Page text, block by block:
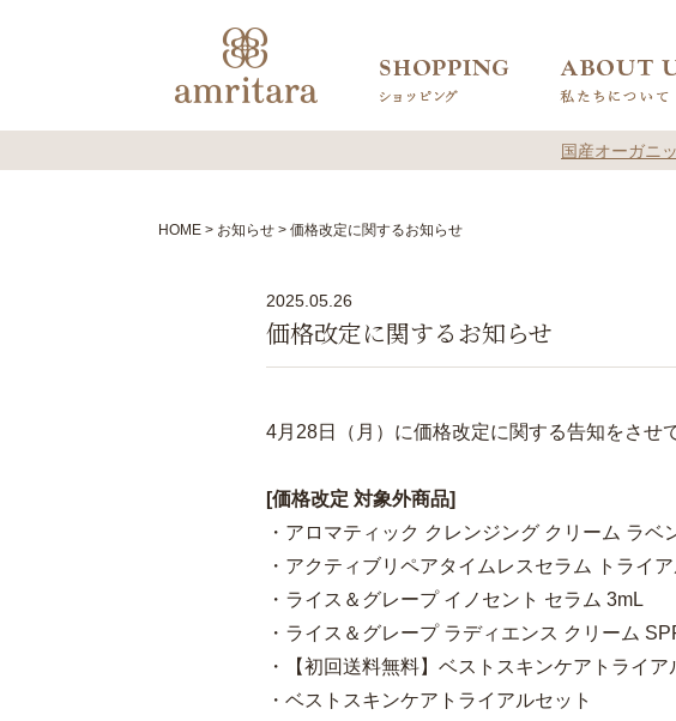
国産オーガニ
HOME お知らせ 価格改定に関するお知らせ
2025.05.26
価格改定に関するお知らせ
4月28日（月）に価格改定に関する告知をさせ
[価格改定 対象外商品]
・アロマティック クレンジング クリーム ラベ
・アクティブリペアタイムレスセラム トライ
・ライス＆グレープ イノセント セラム 3mL
・ライス＆グレープ ラディエンス クリーム
・【初回送料無料】ベストスキンケアトライア
・ベストスキンケアトライアルセット